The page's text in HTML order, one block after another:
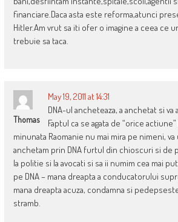
financiare.Daca asta este reforma,atunci
Hitler.Am vrut sa iti ofer o imagine a ceea ce
trebuie sa taca.
Thomas
May 19, 2011 at 14:31
DNA-ul ancheteaza, a anchetat si
Faptul ca se agata de “orice
minunata Raomanie nu mai mira pe nimeni, va
anchetam prin DNA furtul din chioscuri si de
la politie si la avocati si sa ii numim cea mai
pe DNA – mana dreapta a conducatorului
mana dreapta acuza, condamna si
stramb.